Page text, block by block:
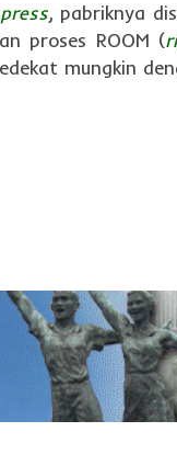
, pabriknya
proses ROOM (
mungkin